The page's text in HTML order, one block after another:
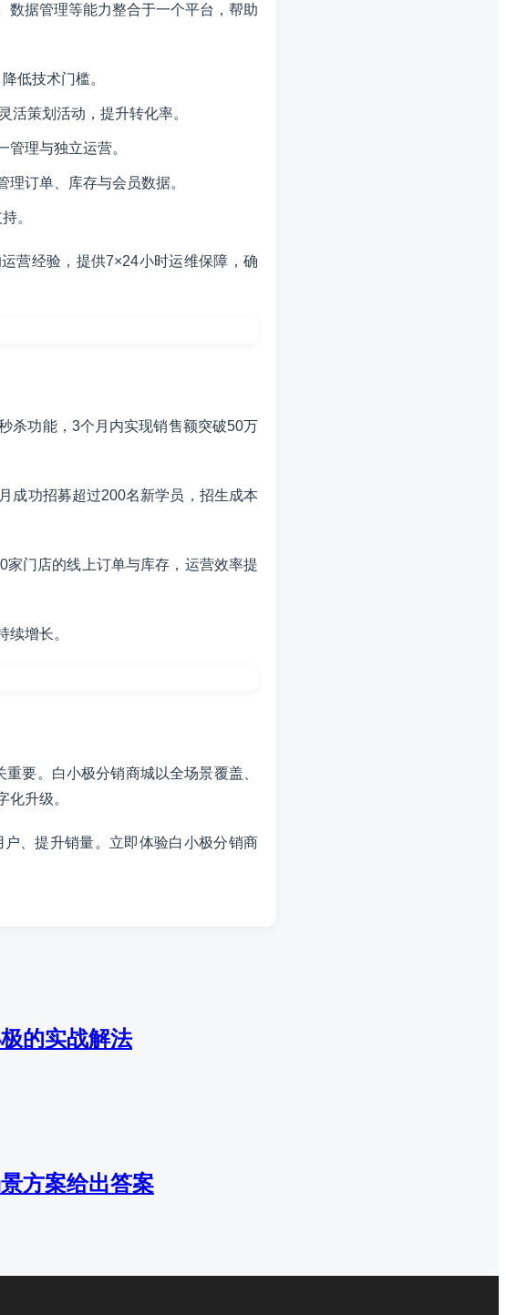
数据管理等能力整合于一个平台，帮助
低技术门槛。
活策划活动，提升转化率。
管理与独立运营。
订单、库存与会员数据。
。
营经验，提供7×24小时运维保障，确
杀功能，3个月内实现销售额突破50万
成功招募超过200名新学员，招生成本
家门店的线上订单与库存，运营效率提
增长。
要。白小极分销商城以全场景覆盖、
升级。
、提升销量。立即体验白小极分销商
的实战解法
方案给出答案